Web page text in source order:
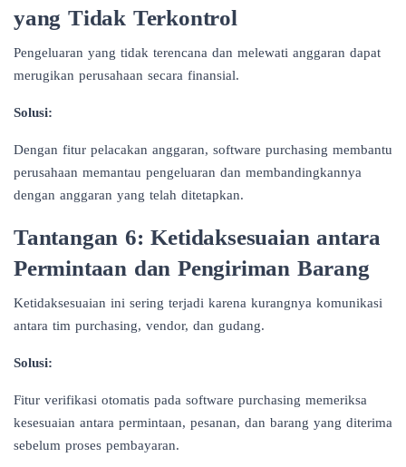
yang Tidak Terkontrol
Pengeluaran yang tidak terencana dan melewati anggaran dapat
merugikan perusahaan secara finansial.
Solusi:
Dengan fitur pelacakan anggaran, software purchasing membantu
perusahaan memantau pengeluaran dan membandingkannya
dengan anggaran yang telah ditetapkan.
Tantangan 6: Ketidaksesuaian antara
Permintaan dan Pengiriman Barang
Ketidaksesuaian ini sering terjadi karena kurangnya komunikasi
antara tim purchasing, vendor, dan gudang.
Solusi:
Fitur verifikasi otomatis pada software purchasing memeriksa
kesesuaian antara permintaan, pesanan, dan barang yang diterima
sebelum proses pembayaran.